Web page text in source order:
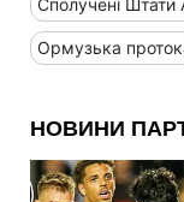
Ормузька